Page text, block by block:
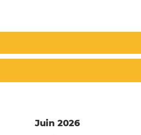
Juin 2026